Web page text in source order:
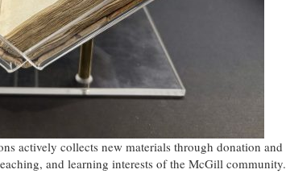
actively collects new materials through donation and
and learning interests of the McGill community.